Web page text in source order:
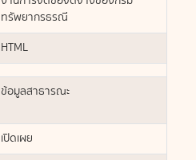
ทรัพยากรธรณี
HTML
ข้อมูลสาธารณะ
เปิดเผย